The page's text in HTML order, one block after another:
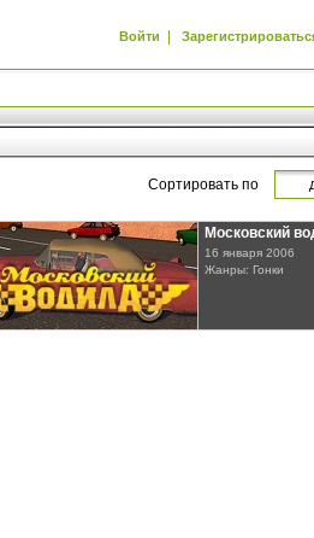
Войти |
Сортировать по
Московский
16 января 2006
Жанры: Гонки